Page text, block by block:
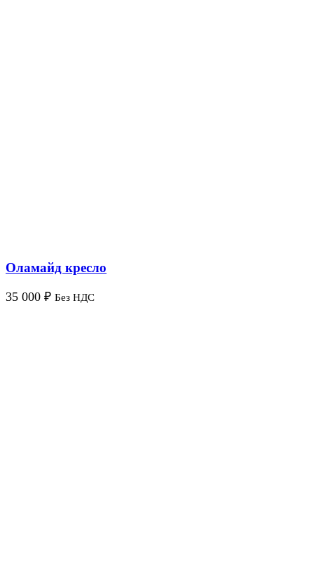
Оламайд кресло
35 000 ₽ Без НДС